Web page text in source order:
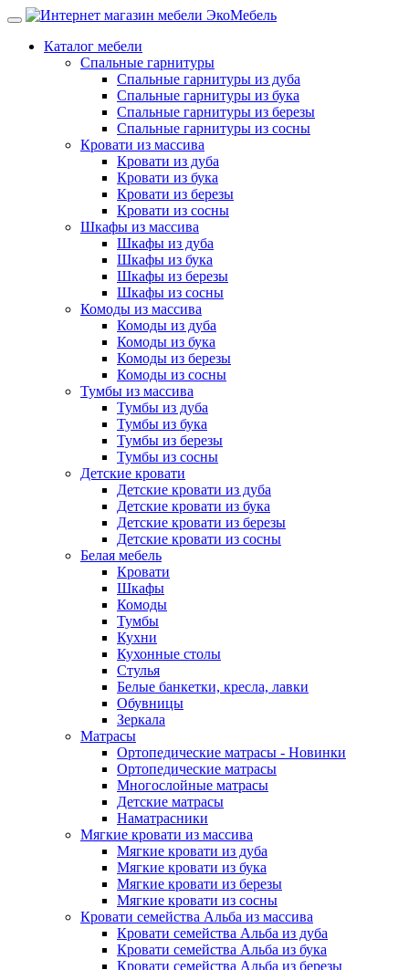
Каталог мебели
Спальные гарнитуры
Спальные гарнитуры из дуба
Спальные гарнитуры из бука
Спальные гарнитуры из березы
Спальные гарнитуры из сосны
Кровати из массива
Кровати из дуба
Кровати из бука
Кровати из березы
Кровати из сосны
Шкафы из массива
Шкафы из дуба
Шкафы из бука
Шкафы из березы
Шкафы из сосны
Комоды из массива
Комоды из дуба
Комоды из бука
Комоды из березы
Комоды из сосны
Тумбы из массива
Тумбы из дуба
Тумбы из бука
Тумбы из березы
Тумбы из сосны
Детские кровати
Детские кровати из дуба
Детские кровати из бука
Детские кровати из березы
Детские кровати из сосны
Белая мебель
Кровати
Шкафы
Комоды
Тумбы
Кухни
Кухонные столы
Стулья
Белые банкетки, кресла, лавки
Обувницы
Зеркала
Матрасы
Ортопедические матрасы - Новинки
Ортопедические матрасы
Многослойные матрасы
Детские матрасы
Наматрасники
Мягкие кровати из массива
Мягкие кровати из дуба
Мягкие кровати из бука
Мягкие кровати из березы
Мягкие кровати из сосны
Кровати семейства Альба из массива
Кровати семейства Альба из дуба
Кровати семейства Альба из бука
Кровати семейства Альба из березы